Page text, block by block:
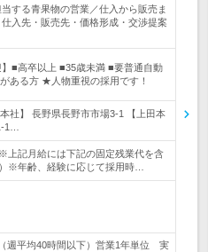
する青果物の営業／仕入から販売ま
入先・販売先・価格形成・交渉提案
】■高卒以上 ■35歳未満 ■要普通自動
ある方 ★人物重視の採用です！
社】 長野県長野市市場3-1 【上田本
1…
上記月給には下記の固定残業代を含
※年齢、経験に応じて採用時…
週平均40時間以下）営業1年単位 実